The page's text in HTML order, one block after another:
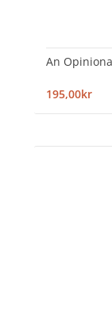
An
195,00kr